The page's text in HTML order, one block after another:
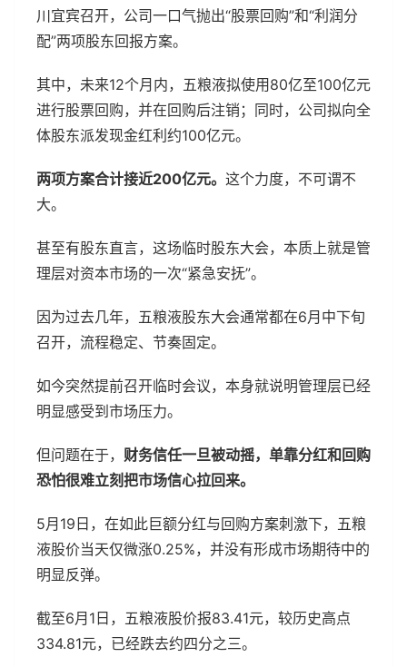
川宜宾召开，公司一口气抛出“股票回购”和“利润分
配”两项股东回报方案。
其中，未来12个月内，五粮液拟使用80亿至100亿元
进行股票回购，并在回购后注销；同时，公司拟向全
体股东派发现金红利约100亿元。
两项方案合计接近200亿元。 这个力度，不可谓不
大。
甚至有股东直言，这场临时股东大会，本质上就是管
理层对资本市场的一次“紧急安抚”。
因为过去几年，五粮液股东大会通常都在6月中下旬
召开，流程稳定、节奏固定。
如今突然提前召开临时会议，本身就说明管理层已经
明显感受到市场压力。
但问题在于， 财务信任一旦被动摇，单靠分红和回购
恐怕很难立刻把市场信心拉回来。
5月19日，在如此巨额分红与回购方案刺激下，五粮
液股价当天仅微涨0.25%，并没有形成市场期待中的
明显反弹。
截至6月1日，五粮液股价报83.41元，较历史高点
334.81元，已经跌去约四分之三。